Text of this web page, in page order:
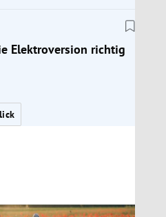
Zeitreise ins
Elektroversion richtig